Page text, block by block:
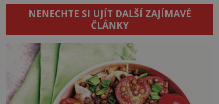
NENECHTE SI UJÍT DALŠÍ ZAJÍMAVÉ
ČLÁNKY